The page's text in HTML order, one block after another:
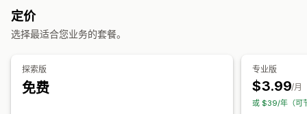
奖励
触发器和规则
定价
选择最适合您业务的套餐。
探索版
免费
专业版
$3.99/月
或 $39/年（可